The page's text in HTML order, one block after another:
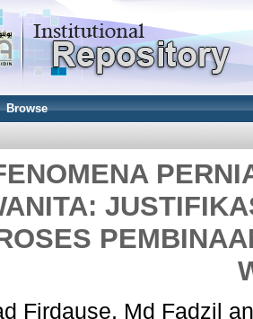
Browse
Firdause, Md Fadzil